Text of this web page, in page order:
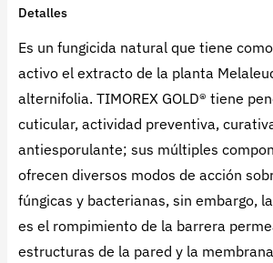
Detalles
Es un fungicida natural que tiene
activo el extracto de la planta
alternifolia. TIMOREX GOLD® tiene
cuticular, actividad preventiva,
antiesporulante; sus múltiples
ofrecen diversos modos de acción
fúngicas y bacterianas, sin embargo,
es el rompimiento de la barrera
estructuras de la pared y la